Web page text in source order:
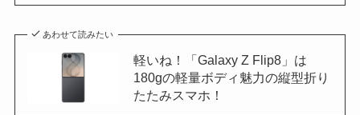
あわせて読みたい
軽いね！「Galaxy Z Flip8」は
180gの軽量ボディ魅力の縦型折り
たたみスマホ！